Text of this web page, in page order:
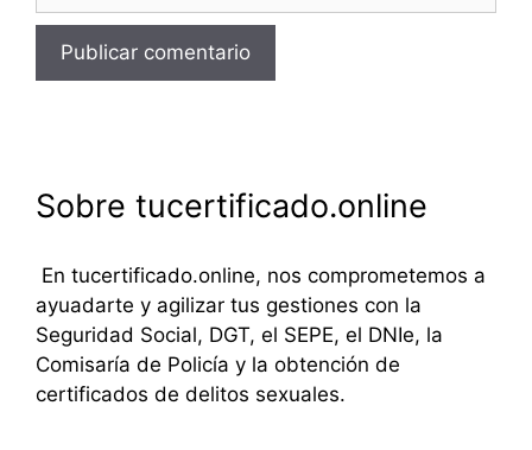
Sobre tucertificado.online
En tucertificado.online, nos comprometemos a
ayuadarte y agilizar tus gestiones con la
Seguridad Social, DGT, el SEPE, el DNIe, la
Comisaría de Policía y la obtención de
certificados de delitos sexuales.